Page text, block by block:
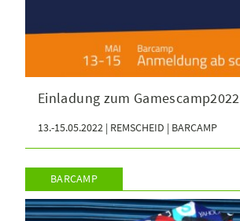
Einladung zum Gamescamp2022
13.-15.05.2022 | REMSCHEID | BARCAMP
BARCAMP